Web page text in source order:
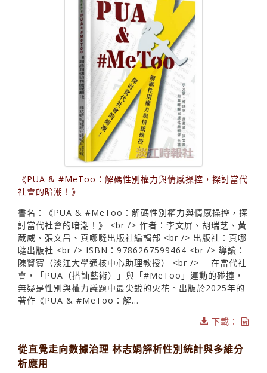
《PUA & #MeToo：解碼性別權力與情感操控，探討當代
社會的暗潮！》
書名：《PUA & #MeToo：解碼性別權力與情感操控，探
討當代社會的暗潮！》 <br /> 作者：李文屏、胡瑞芝、黃
葳威、張文昌、真哪噠出版社編輯部 <br /> 出版社：真哪
噠出版社 <br /> ISBN：9786267599464 <br /> 導讀：
陳賢寶（淡江大學通核中心助理教授） <br /> 在當代社
會，「PUA（搭訕藝術）」與「#MeToo」運動的碰撞，
無疑是性別與權力議題中最尖銳的火花。出版於2025年的
著作《PUA & #MeToo：解...
下載：
從直覺走向數據治理 林志娟解析性別統計與多維分
析應用